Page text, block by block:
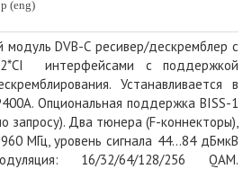
(eng)
модуль DVB-С ресивер/дескремблер с
интерфейсами с поддержкой
Устанавливается в
Опциональная поддержка BISS-1
запросу). Два тюнера (F-коннекторы),
МГц, уровень сигнала 44...84 дБмкВ
16/32/64/128/256 QAM.